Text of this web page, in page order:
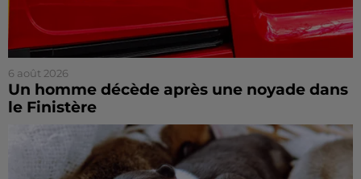
6 août 2026
Un homme décède après une noyade dans
le Finistère